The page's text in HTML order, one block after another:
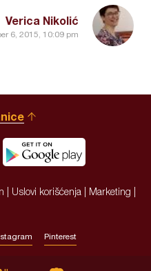
Verica Nikolić
6, 2015, 10:09 pm
| Uslovi korišćenja Marketing
Pinterest